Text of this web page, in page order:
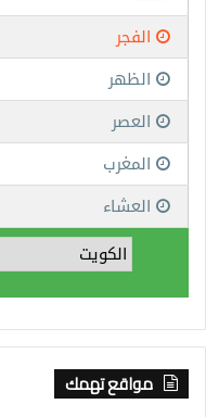
مواقع تهمك